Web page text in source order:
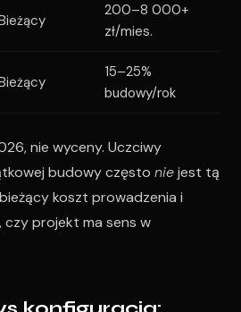
200–8 000+
zł/mies.
15–25%
budowy/rok
nie wyceny. Uczciwy
budowy często niejest tą
koszt prowadzenia i
projekt ma sens w